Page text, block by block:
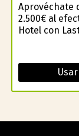
Aprovéchate
2.500€ al
Hotel con